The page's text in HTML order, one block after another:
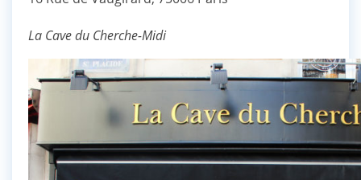
La Cave du Cherche-Midi